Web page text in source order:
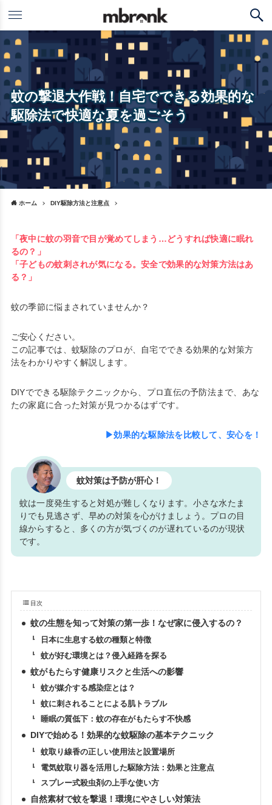
蚊の撃退大作戦！自宅でできる効果的な
駆除法で快適な夏を過ごそう
ホーム DIY駆除方法と注意点
「夜中に蚊の羽音で目が覚めてしまう…どうすれば快適に眠れ
るの？」
「子どもの蚊刺されが気になる。安全で効果的な対策方法はあ
る？」
蚊の季節に悩まされていませんか？
ご安心ください。
この記事では、蚊駆除のプロが、自宅でできる効果的な対策方
法をわかりやすく解説します。
DIYでできる駆除テクニックから、プロ直伝の予防法まで、あな
たの家庭に合った対策が見つかるはずです。
▶効果的な駆除法を比較して、安心を！
蚊対策は予防が肝心！
蚊は一度発生すると対処が難しくなります。小さな水たま
りでも見逃さず、早めの対策を心がけましょう。プロの目
線からすると、多くの方が気づくのが遅れているのが現状
です。
目次
蚊の生態を知って対策の第一歩！なぜ家に侵入するの？
日本に生息する蚊の種類と特徴
蚊が好む環境とは？侵入経路を探る
蚊がもたらす健康リスクと生活への影響
蚊が媒介する感染症とは？
蚊に刺されることによる肌トラブル
睡眠の質低下：蚊の存在がもたらす不快感
DIYで始める！効果的な蚊駆除の基本テクニック
蚊取り線香の正しい使用法と設置場所
電気蚊取り器を活用した駆除方法：効果と注意点
スプレー式殺虫剤の上手な使い方
自然素材で蚊を撃退！環境にやさしい対策法